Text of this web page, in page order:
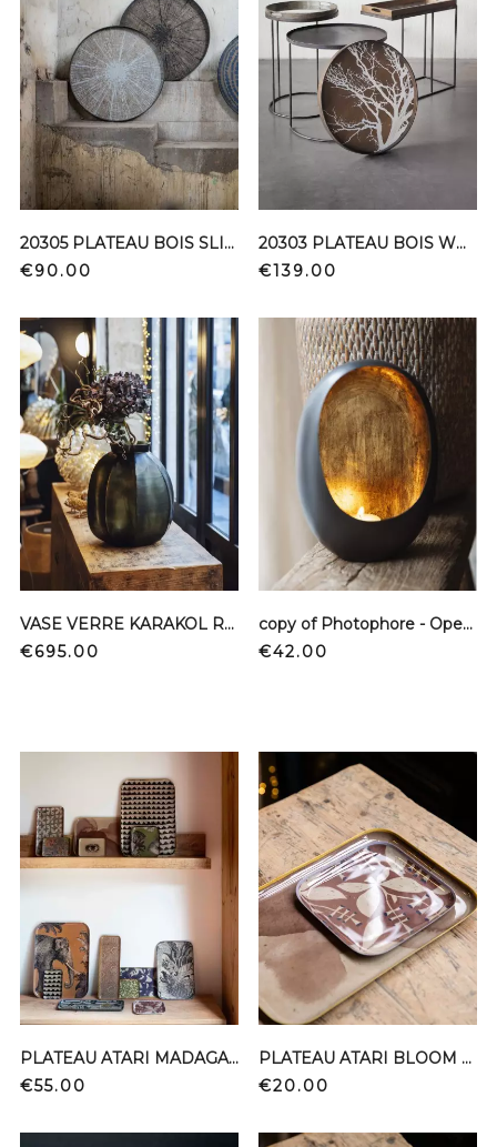
20305 PLATEAU BOIS SLICE WOOD white
Price
€90.00
20303 PLATEAU BOIS WHITE TREE 61
Price
€139.00
VASE VERRE KARAKOL ROUND 1746 LSBS
Price
€695.00
copy of Photophore - Open Egg S
Price
€42.00
PLATEAU ATARI MADAGASCAR 30*40
Price
€55.00
PLATEAU ATARI BLOOM 16*16
Price
€20.00